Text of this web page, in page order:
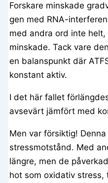
Forskare minskade
gen med RNA-
med andra ord inte
minskade. Tack vare
en balanspunkt där
konstant aktiv.
I det här fallet
avsevärt jämfört med
Men var försiktig!
stressmotstånd. Med
längre, men de
hot som oxidativ